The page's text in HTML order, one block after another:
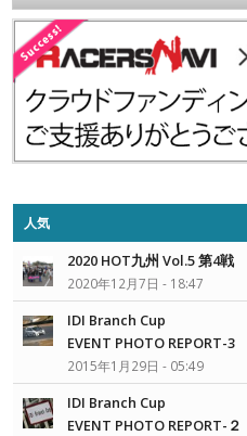
人気
2020 HOT九州 Vol.5 第4戦
2020年12月7日 - 18:47
IDI Branch Cup
EVENT PHOTO REPORT-3
2015年1月29日 - 05:49
IDI Branch Cup
EVENT PHOTO REPORT-２